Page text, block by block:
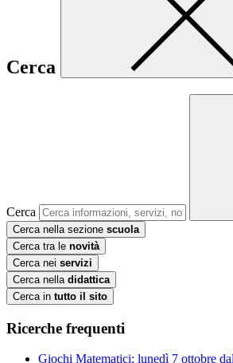
Cerca
Cerca
Cerca nella sezione scuola
Cerca tra le novità
Cerca nei servizi
Cerca nella didattica
Cerca in tutto il sito
Ricerche frequenti
Giochi Matematici: lunedì 7 ottobre